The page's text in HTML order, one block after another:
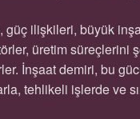
ilişkileri, büyük
üretim süreçlerini
İnşaat demiri, bu
tehlikeli işlerde ve